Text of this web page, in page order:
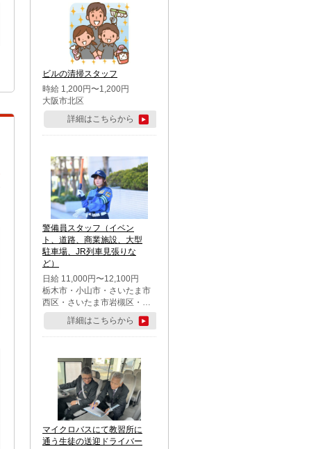
市・鶴ケ島市・千葉市中央
区・市川市・松戸市・習志野
市・柏市・流山市・八千代
市・足立区・江戸川区・八王
子市・町田市
ビルの清掃スタッフ
時給 1,200円〜1,200円
大阪市北区
詳細はこちらから
警備員スタッフ（イベン
ト、道路、商業施設、大型
駐車場、JR列車見張りな
ど）
日給 11,000円〜12,100円
栃木市・小山市・さいたま市
西区・さいたま市岩槻区・久
喜市・蓮田市
詳細はこちらから
マイクロバスにて教習所に
通う生徒の送迎ドライバー